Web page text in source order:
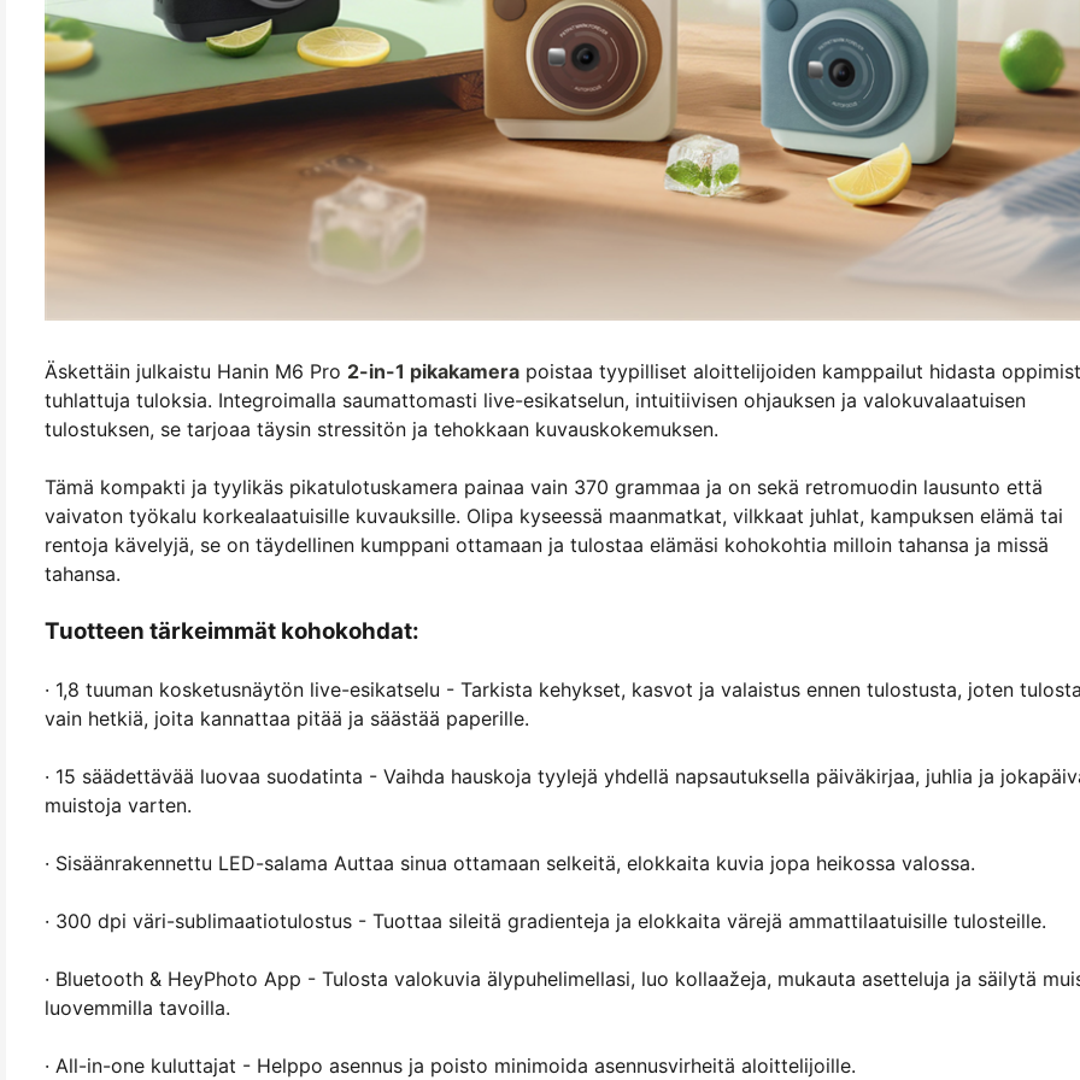
Äskettäin julkaistu Hanin M6 Pro 2-in-1 pikakamera poistaa tyypilliset aloittelijoiden kamppailut hidasta
tuhlattuja tuloksia. Integroimalla saumattomasti live-esikatselun, intuitiivisen ohjauksen ja valokuvalaatuisen
tulostuksen, se tarjoaa täysin stressitön ja tehokkaan kuvauskokemuksen.
Tämä kompakti ja tyylikäs pikatulotuskamera painaa vain 370 grammaa ja on sekä retromuodin lausunto että
vaivaton työkalu korkealaatuisille kuvauksille. Olipa kyseessä maanmatkat, vilkkaat juhlat, kampuksen elämä tai
rentoja kävelyjä, se on täydellinen kumppani ottamaan ja tulostaa elämäsi kohokohtia milloin tahansa ja missä
tahansa.
Tuotteen tärkeimmät kohokohdat:
· 1,8 tuuman kosketusnäytön live-esikatselu - Tarkista kehykset, kasvot ja valaistus ennen tulostusta, joten
vain hetkiä, joita kannattaa pitää ja säästää paperille.
· 15 säädettävää luovaa suodatinta - Vaihda hauskoja tyylejä yhdellä napsautuksella päiväkirjaa, juhlia ja
muistoja varten.
· Sisäänrakennettu LED-salama Auttaa sinua ottamaan selkeitä, elokkaita kuvia jopa heikossa valossa.
· 300 dpi väri-sublimaatiotulostus - Tuottaa sileitä gradienteja ja elokkaita värejä ammattilaatuisille tulosteille.
· Bluetooth & HeyPhoto App - Tulosta valokuvia älypuhelimellasi, luo kollaažeja, mukauta asetteluja ja säilytä
luovemmilla tavoilla.
· All-in-one kuluttajat - Helppo asennus ja poisto minimoida asennusvirheitä aloittelijoille.